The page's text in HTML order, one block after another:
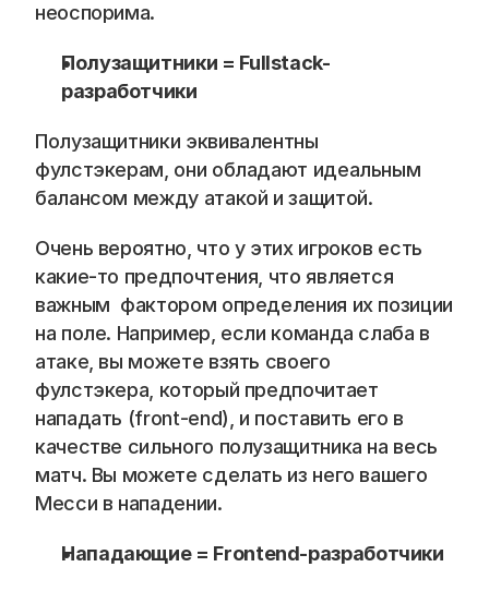
Experts
📞 Спросить менеджера
неоспорима.
Полузащитники = Fullstack-
разработчики
Полузащитники эквивалентны
фулстэкерам, они обладают идеальным
балансом между атакой и защитой.
Очень вероятно, что у этих игроков есть
какие-то предпочтения, что является
важным  фактором определения их позиции
на поле. Например, если команда слаба в
атаке, вы можете взять своего
фулстэкера, который предпочитает
нападать (front-end), и поставить его в
качестве сильного полузащитника на весь
матч. Вы можете сделать из него вашего
Месси в нападении.
Нападающие = Frontend-разработчики